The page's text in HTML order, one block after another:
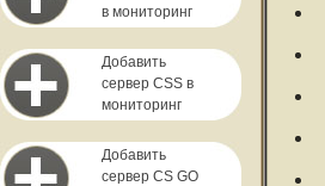
в мониторинг
Добавить
сервер CSS в
мониторинг
Добавить
сервер CS GO